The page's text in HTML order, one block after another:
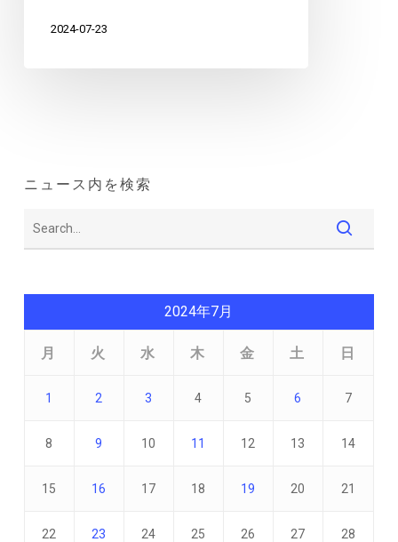
2024-07-23
ニュース内を検索
2024年7月
月 火 水 木 金 土 日
1 2 3 4 5 6 7
8 9 10 11 12 13 14
15 16 17 18 19 20 21
22 23 24 25 26 27 28